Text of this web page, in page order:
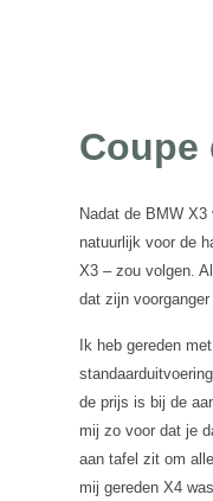
Coupe
Nadat de BMW
natuurlijk voor de
X3 – zou volgen.
dat zijn
Ik heb gereden
de prijs is bij de
mij zo voor dat je
aan tafel zit om
mij gereden X4